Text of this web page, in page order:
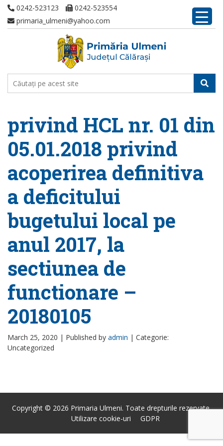
0242-523123
0242-523554
primaria_ulmeni@yahoo.com
privind HCL nr. 01 din
05.01.2018 privind
acoperirea definitiva
a deficitului
bugetului local pe
anul 2017, la
sectiunea de
functionare –
20180105
March 25, 2020 | Published by admin | Categorie:
Uncategorized
Copyright © 2026 Primaria Ulmeni. Toate drepturile rezervate.
Utilizare cookie-uri
GDPR